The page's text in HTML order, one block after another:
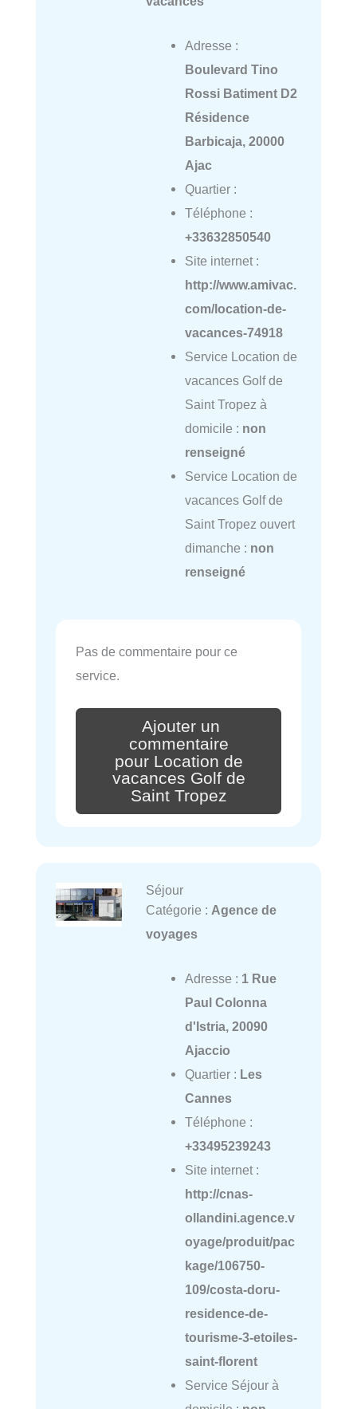
Adresse :
Boulevard Tino
Rossi Batiment D2
Résidence
Barbicaja, 20000
Ajac
Quartier :
Téléphone :
+33632850540
Site internet :
http://www.amivac.
com/location-de-
vacances-74918
Service Location de
vacances Golf de
Saint Tropez à
domicile : non
renseigné
Service Location de
vacances Golf de
Saint Tropez ouvert
dimanche : non
renseigné
Pas de commentaire pour ce
service.
Ajouter un
commentaire
pour Location de
vacances Golf de
Saint Tropez
Séjour
Catégorie : Agence de
voyages
Adresse : 1 Rue
Paul Colonna
d'Istria, 20090
Ajaccio
Quartier : Les
Cannes
Téléphone :
+33495239243
Site internet :
http://cnas-
ollandini.agence.v
oyage/produit/pac
kage/106750-
109/costa-doru-
residence-de-
tourisme-3-etoiles-
saint-florent
Service Séjour à